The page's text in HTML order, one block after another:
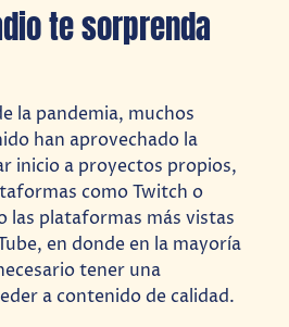
te sorprenda
la pandemia, muchos
han aprovechado la
inicio a proyectos propios,
como Twitch o
las plataformas más vistas
en donde en la mayoría
tener una
a contenido de calidad.